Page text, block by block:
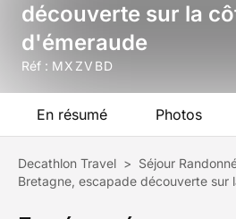
découverte sur la
d'émeraude
Réf : MXZVBD
En résumé Photos
Decathlon Travel > Séjour
Bretagne, escapade découverte sur